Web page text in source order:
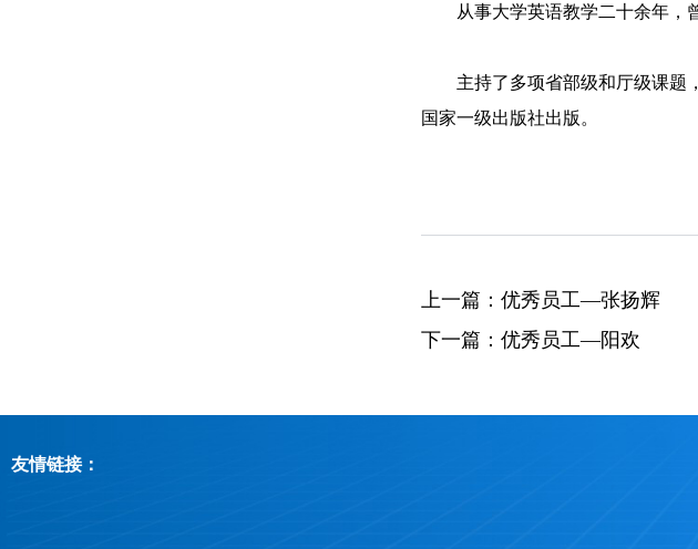
从事大学英语教学二十余年，
主持了多项省部级和厅级课题
国家一级出版社出版。
上一篇： 优秀员工—张扬辉
下一篇： 优秀员工—阳欢
友情链接：